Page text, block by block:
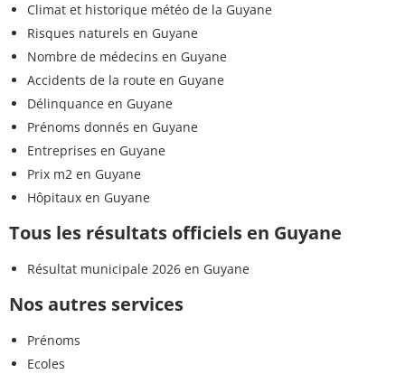
Climat et historique météo de la Guyane
Risques naturels en Guyane
Nombre de médecins en Guyane
Accidents de la route en Guyane
Délinquance en Guyane
Prénoms donnés en Guyane
Entreprises en Guyane
Prix m2 en Guyane
Hôpitaux en Guyane
Tous les résultats officiels en Guyane
Résultat municipale 2026 en Guyane
Nos autres services
Prénoms
Ecoles